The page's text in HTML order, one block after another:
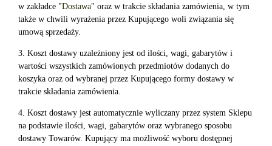
w zakładce "Dostawa" oraz w trakcie składania zamówienia, w tym
także w chwili wyrażenia przez Kupującego woli związania się
umową sprzedaży.
3. Koszt dostawy uzależniony jest od ilości, wagi, gabarytów i
wartości wszystkich zamówionych przedmiotów dodanych do
koszyka oraz od wybranej przez Kupującego formy dostawy w
trakcie składania zamówienia.
4. Koszt dostawy jest automatycznie wyliczany przez system Sklepu
na podstawie ilości, wagi, gabarytów oraz wybranego sposobu
dostawy Towarów. Kupujący ma możliwość wyboru dostępnej